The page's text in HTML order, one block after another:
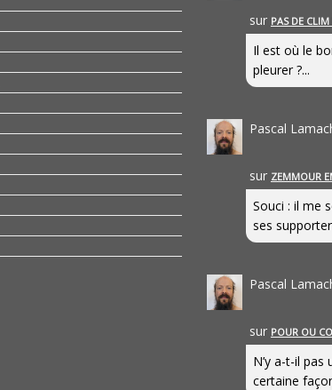
sur PAS DE CLIM
Il est où le
pleurer ?...
Pascal
sur ZEMMOUR
Souci : il me
ses
Pascal
sur POUR OU
N’y a-t-il pas
certaine